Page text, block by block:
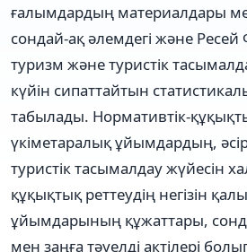
ғалымдардың материалдары
сондай-ақ әлемдегі және
туризм және туристік
күйін сипаттайтын
табылады. Нормативтік-
үкіметаралық ұйымдардың,
туристік тасымалдау жүйесін
құқықтық реттеудің негізін
ұйымдарының құжаттары,
мен заңға тәуелді актілері